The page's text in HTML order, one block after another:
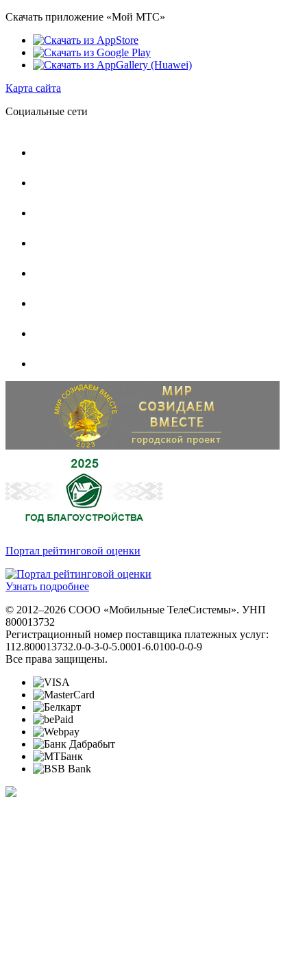
Скачать приложение «Мой МТС»
Карта сайта
Социальные сети
Портал рейтинговой оценки
Узнать подробнее
© 2012–2026 СООО «Мобильные ТелеСистемы». УНП
800013732
Регистрационный номер поставщика платежных услуг:
112.800013732.0-0-3-0-5.0001-6.0100-0-0-9
Все права защищены.